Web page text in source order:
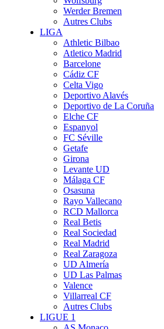
Werder Bremen
Autres Clubs
LIGA
Athletic Bilbao
Atletico Madrid
Barcelone
Cádiz CF
Celta Vigo
Deportivo Alavés
Deportivo de La Coruña
Elche CF
Espanyol
FC Séville
Getafe
Girona
Levante UD
Málaga CF
Osasuna
Rayo Vallecano
RCD Mallorca
Real Betis
Real Sociedad
Real Madrid
Real Zaragoza
UD Almería
UD Las Palmas
Valence
Villarreal CF
Autres Clubs
LIGUE 1